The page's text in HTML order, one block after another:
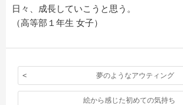
日々、成長していこうと思う。
（高等部１年生 女子）
夢のようなアウティング
絵から感じた初めての気持ち